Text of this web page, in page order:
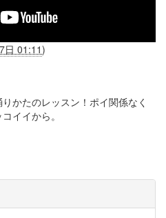
日 01:11)
かたのレッスン！ポイ関係なく
イイから。